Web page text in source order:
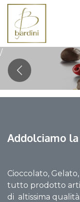
Skip to Content
/
Precedente
Addolciamo
Cioccolato,
tutto prodotto
di altissima qualità.